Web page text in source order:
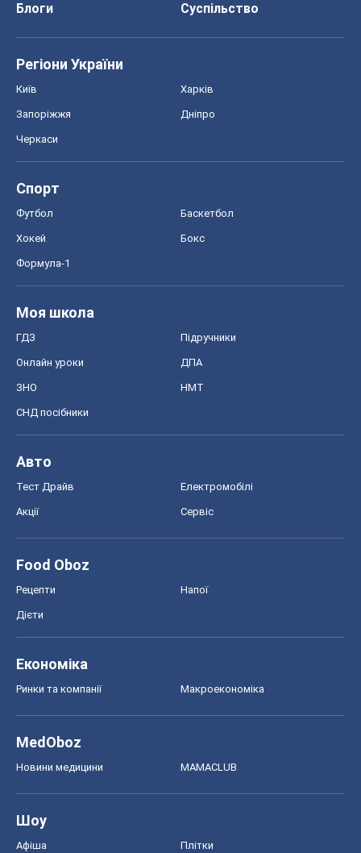
Блоги
Суспільство
Регіони України
Київ Харків
Запоріжжя Дніпро
Черкаси
Спорт
Футбол Баскетбол
Хокей Бокс
Формула-1
Моя школа
ГДЗ Підручники
Онлайн уроки ДПА
ЗНО НМТ
СНД посібники
Авто
Тест Драйв Електромобілі
Акції Сервіс
Food Oboz
Рецепти Напої
Дієти
Економіка
Ринки та компанії Макроекономіка
MedOboz
Новини медицини MAMACLUB
Шоу
Афіша Плітки